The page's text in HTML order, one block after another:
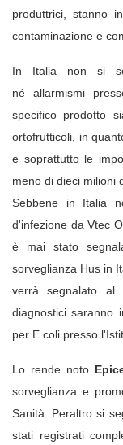
produttrici, stanno
contaminazione e
In Italia non si
nè allarmismi
specifico prodotto
ortofrutticoli, in
e soprattutto le
meno di dieci milioni
Sebbene in Italia
d'infezione da Vtec
è mai stato
sorveglianza Hus in
verrà segnalato al
diagnostici saranno
per E.coli presso
Lo rende noto
sorveglianza e
Sanità. Peraltro si
stati registrati